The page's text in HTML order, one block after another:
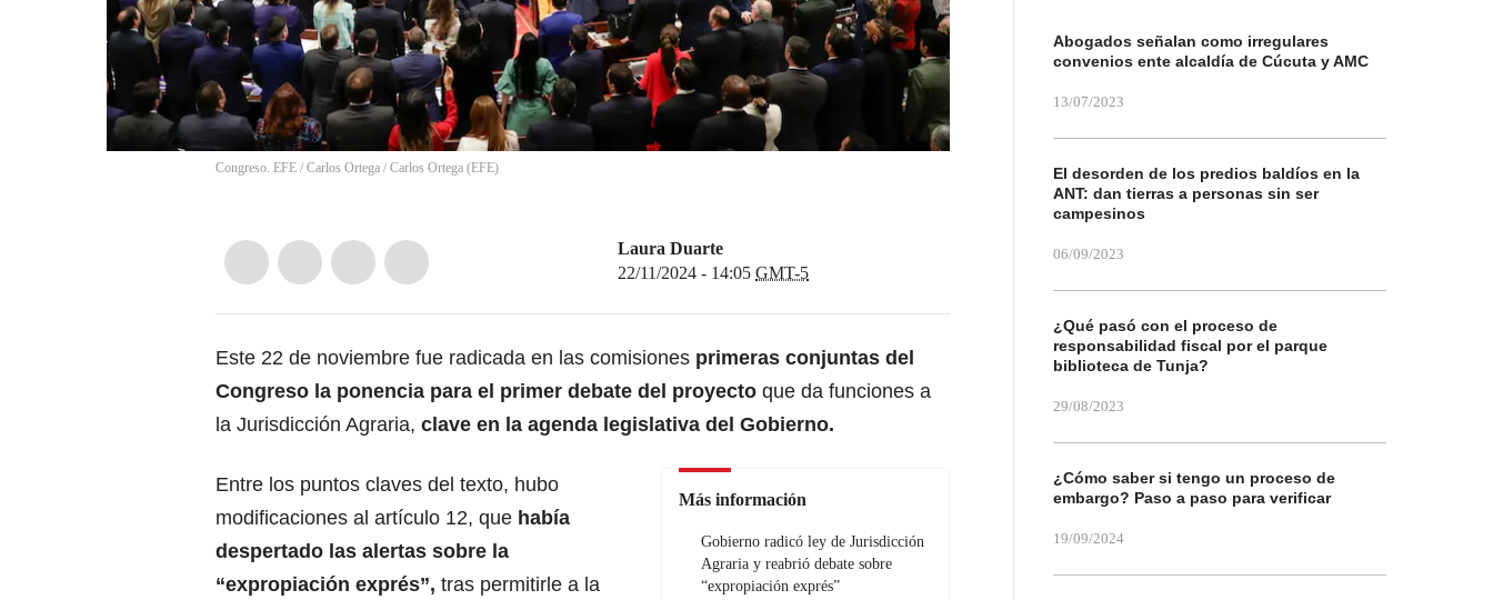
Congreso. EFE / Carlos Ortega / Carlos Ortega (EFE)
Laura Duarte
22/11/2024 - 14:05 GMT-5
Este 22 de noviembre fue radicada en las comisiones primeras conjuntas del
Congreso la ponencia para el primer debate del proyecto que da funciones a
la Jurisdicción Agraria, clave en la agenda legislativa del Gobierno.
Más información
Gobierno radicó ley de Jurisdicción
Agraria y reabrió debate sobre
“expropiación exprés”
Entre los puntos claves del texto, hubo
modificaciones al artículo 12, que había
despertado las alertas sobre la
“expropiación exprés”, tras permitirle a la
Abogados señalan como irregulares
convenios ente alcaldía de Cúcuta y AMC
13/07/2023
El desorden de los predios baldíos en la
ANT: dan tierras a personas sin ser
campesinos
06/09/2023
¿Qué pasó con el proceso de
responsabilidad fiscal por el parque
biblioteca de Tunja?
29/08/2023
¿Cómo saber si tengo un proceso de
embargo? Paso a paso para verificar
19/09/2024